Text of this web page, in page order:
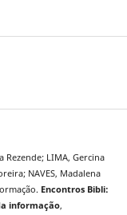
Rezende; LIMA, Gercina
NAVES, Madalena
Encontros Bibli:
informação,